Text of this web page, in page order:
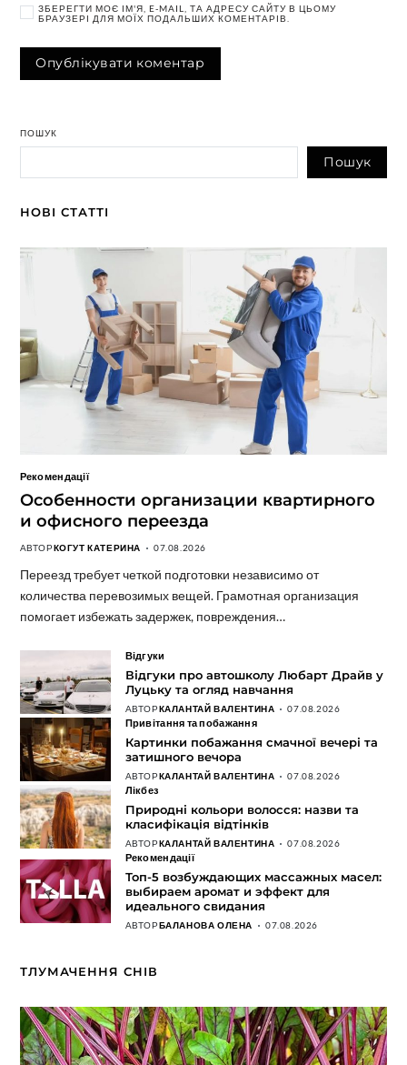
ЗБЕРЕГТИ МОЄ ІМ'Я, E-MAIL, ТА АДРЕСУ САЙТУ В ЦЬОМУ
БРАУЗЕРІ ДЛЯ МОЇХ ПОДАЛЬШИХ КОМЕНТАРІВ.
ПОШУК
Пошук
НОВІ СТАТТІ
Рекомендації
Особенности организации квартирного
и офисного переезда
АВТОРКОГУТ КАТЕРИНА 07.08.2026
Переезд требует четкой подготовки независимо от
количества перевозимых вещей. Грамотная организация
помогает избежать задержек, повреждения…
Відгуки
Відгуки про автошколу Любарт Драйв у
Луцьку та огляд навчання
АВТОРКАЛАНТАЙ ВАЛЕНТИНА 07.08.2026
Привітання та побажання
Картинки побажання смачної вечері та
затишного вечора
АВТОРКАЛАНТАЙ ВАЛЕНТИНА 07.08.2026
Лікбез
Природні кольори волосся: назви та
класифікація відтінків
АВТОРКАЛАНТАЙ ВАЛЕНТИНА 07.08.2026
Рекомендації
Топ-5 возбуждающих массажных масел:
выбираем аромат и эффект для
идеального свидания
АВТОРБАЛАНОВА ОЛЕНА 07.08.2026
ТЛУМАЧЕННЯ СНІВ